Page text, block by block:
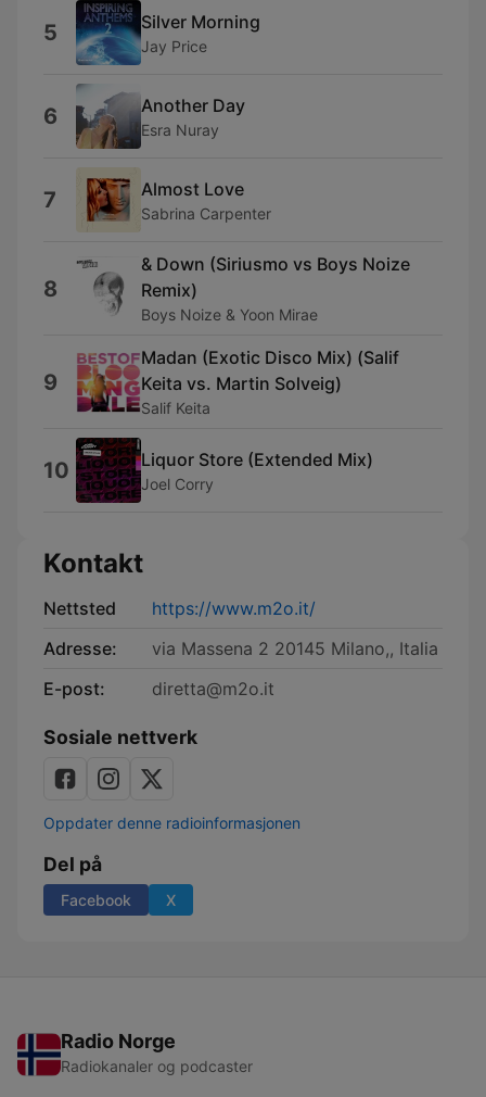
5 Silver Morning
Jay Price
6 Another Day
Esra Nuray
7 Almost Love
Sabrina Carpenter
8
& Down (Siriusmo vs Boys Noize
Remix)
Boys Noize & Yoon Mirae
9
Madan (Exotic Disco Mix) (Salif
Keita vs. Martin Solveig)
Salif Keita
10 Liquor Store (Extended Mix)
Joel Corry
Kontakt
Nettsted
https://www.m2o.it/
Adresse:
via Massena 2 20145 Milano,, Italia
E-post:
diretta@m2o.it
Sosiale nettverk
Oppdater denne radioinformasjonen
Del på
Facebook X
Radio Norge
Radiokanaler og podcaster